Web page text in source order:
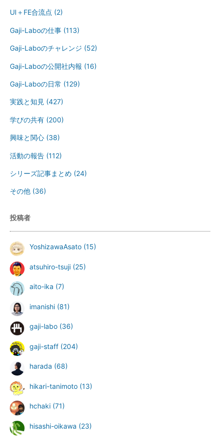
UI＋FE合流点 (2)
Gaji-Laboの仕事 (113)
Gaji-Laboのチャレンジ (52)
Gaji-Laboの公開社内報 (16)
Gaji-Laboの日常 (129)
実践と知見 (427)
学びの共有 (200)
興味と関心 (38)
活動の報告 (112)
シリーズ記事まとめ (24)
その他 (36)
投稿者
YoshizawaAsato (15)
atsuhiro-tsuji (25)
aito-ika (7)
imanishi (81)
gaji-labo (36)
gaji-staff (204)
harada (68)
hikari-tanimoto (13)
hchaki (71)
hisashi-oikawa (23)